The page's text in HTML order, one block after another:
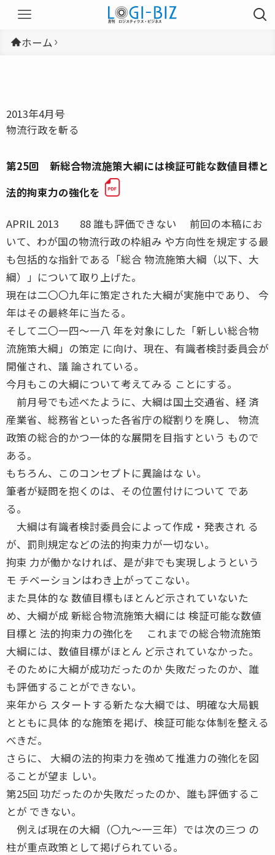
ホーム
2013年4月号
物流行政を斬る
第25回 新総合物流施策大綱には検証可能な数値目標と
法的拘束力の強化を
APRIL 2013 88 誰も評価できない 前回の本稿にお
いて、わが国の物流行政の枠組み や方向性を規定する最
も包括的な指針である「総合 物流施策大綱（以下、大
綱）」について取り上げた。
現在は二〇〇九年に策定された大綱が実施中であり、 今
年はその最終年に当たる。
そして二〇一四〜一八 年を対象にした「新しい総合物
流施策大綱」の策定 に向け、現在、有識者検討委員会が
開催され、議 論されている。
今月もこの大綱について考えてみる ことにする。
前月号でも述べたように、大綱は国土交通省、経 済
産業省、総務省といった各省庁の縦割りを廃し、 物流
政策の総合的かつ一体的な展開を目指すという もので
ある。
もちろん、このコンセプトに異論はな い。
筆者が疑問を抱くのは、その位置付けについて であ
る。
大綱は有識者検討委員会によって作成・発表され る
が、罰則規定などの法的拘束力が一切ない。
拘束 力が働かなければ、是が非でも実現しようという
モ チベーションはわき上がってこない。
また具体的な 数値目標もほとんど示されていないた
め、大綱が成 新総合物流施策大綱には 検証可能な数値
目標と 法的拘束力の強化を これまでの総合物流施策
大綱には、数値目標がほとん ど示されていなかった。
そのために大綱が成功だったのか 失敗だったのか、誰
も評価することができない。
来年から スタートする新たな大綱では、明確な大局観
とともに具体 的な施策を掲げ、検証可能な体制を整える
べきだ。
さらに、 大綱の法的拘束力を強めて推進力の強化を図
ることが望ま しい。
第25回 功だったのか失敗だったのか、誰も評価するこ
とが できない。
例えば現在の大綱（〇九〜一三年）では次の三つ の
柱が重点政策として掲げられている。